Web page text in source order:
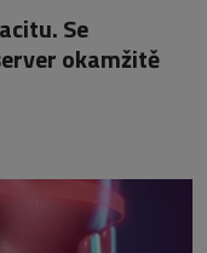
Se
okamžitě